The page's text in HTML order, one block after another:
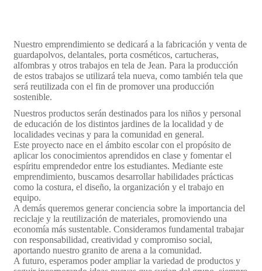
Nuestro emprendimiento se dedicará a la fabricación y venta de
guardapolvos, delantales, porta cosméticos, cartucheras,
alfombras y otros trabajos en tela de Jean. Para la producción
de estos trabajos se utilizará tela nueva, como también tela que
será reutilizada con el fin de promover una producción
sostenible.
Nuestros productos serán destinados para los niños y personal
de educación de los distintos jardines de la localidad y de
localidades vecinas y para la comunidad en general.
Este proyecto nace en el ámbito escolar con el propósito de
aplicar los conocimientos aprendidos en clase y fomentar el
espíritu emprendedor entre los estudiantes. Mediante este
emprendimiento, buscamos desarrollar habilidades prácticas
como la costura, el diseño, la organización y el trabajo en
equipo.
A demás queremos generar conciencia sobre la importancia del
reciclaje y la reutilización de materiales, promoviendo una
economía más sustentable. Consideramos fundamental trabajar
con responsabilidad, creatividad y compromiso social,
aportando nuestro granito de arena a la comunidad.
A futuro, esperamos poder ampliar la variedad de productos y